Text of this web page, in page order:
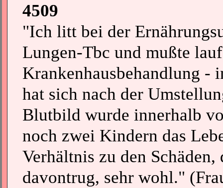
4509
"Ich litt bei der
Lungen-Tbc und mußte
Krankenhausbehandlung -
hat sich nach der
Blutbild wurde innerhalb
noch zwei Kindern das
Verhältnis zu den
davontrug, sehr wohl."